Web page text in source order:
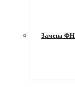
Замена ФН